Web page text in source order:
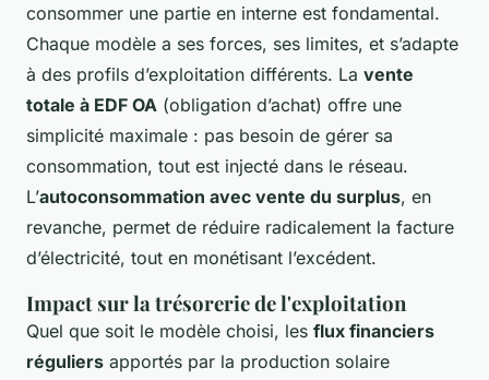
consommer une partie en interne est fondamental.
Chaque modèle a ses forces, ses limites, et s’adapte
à des profils d’exploitation différents. La vente
totale à EDF OA (obligation d’achat) offre une
simplicité maximale : pas besoin de gérer sa
consommation, tout est injecté dans le réseau.
L’autoconsommation avec vente du surplus, en
revanche, permet de réduire radicalement la facture
d’électricité, tout en monétisant l’excédent.
Impact sur la trésorerie de l'exploitation
Quel que soit le modèle choisi, les flux financiers
réguliers apportés par la production solaire